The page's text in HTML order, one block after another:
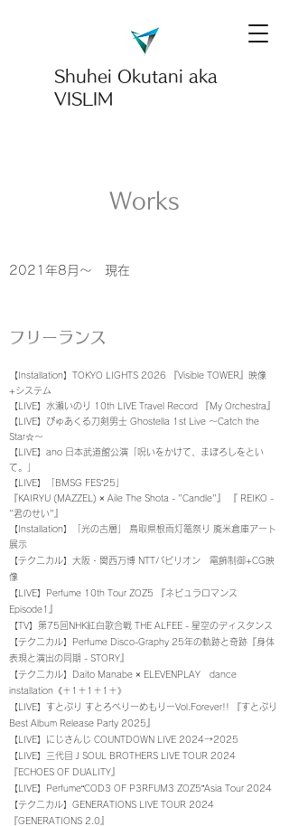
Shuhei Okutani aka
VISLIM
Works
2021年8月～ 現在
フリーランス
【Installation】TOKYO LIGHTS 2026 『Visible TOWER』映像
+システム
【LIVE】​水瀬いのり 10th LIVE Travel Record 『My Orchestra』
【LIVE】ぴゅあくる刀剣男士 Ghostella 1st Live 〜Catch the
Star☆〜
【LIVE】ano 日本武道館公演「呪いをかけて、まぼろしをとい
て。」
【LIVE】「BMSG FES’25」
『KAIRYU (MAZZEL) × Aile The Shota - "Candle"』 『 REIKO -
"君のせい"』
【Installation】「光の古層」 鳥取県根雨灯篭祭り 廃米倉庫アート
展示
【テクニカル】大阪・関西万博 NTTパビリオン 電飾制御+CG映
像
【LIVE】Perfume 10th Tour ZOZ5 『ネビュラロマンス
Episode1
【TV】第75回NHK紅白歌合戦 THE ALFEE - 星空のディスタンス
​【テクニカル】Perfume Disco-Graphy 25年の軌跡と奇跡 『身体
表現と演出の同期 - STORY
【テクニカル】Daito Manabe × ELEVENPLAY dance
installation《＋1＋1＋1＋》
​【LIVE】すとぷり すとろべりーめもりーVol.Forever!! 『すとぷり
Best Album Release Party 2025』
​【LIVE】にじさんじ COUNTDOWN LIVE 2024→2025
【LIVE】三代目 J SOUL BROTHERS LIVE TOUR 2024
『ECHOES OF DUALITY』
【LIVE】Perfume“COD3 OF P3RFUM3 ZOZ5”Asia Tour 2024
【テクニカル】GENERATIONS LIVE TOUR 2024
『GENERATIONS 2.0